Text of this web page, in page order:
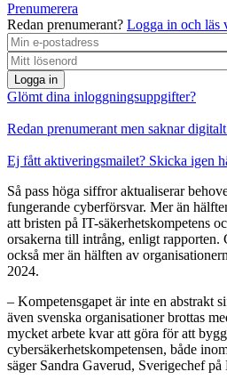
Prenumerera
Redan prenumerant? Logga in och läs
Logga in
Glömt dina inloggningsuppgifter?
Redan prenumerant men saknar
Ej fått aktiveringsmailet? Skicka igen
Så pass höga siffror aktualiserar
fungerande cyberförsvar. Mer än
att bristen på IT-säkerhetskompetens
orsakerna till intrång, enligt rapporten.
också mer än hälften av
2024.
– Kompetensgapet är inte en abstrakt
även svenska organisationer brottas
mycket arbete kvar att göra för att
cybersäkerhetskompetensen, både
säger Sandra Gaverud, Sverigechef på